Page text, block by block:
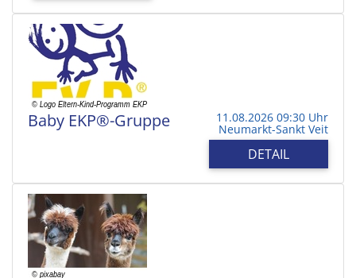
Baby EKP®-Gruppe 11.08.2026 09:30 Uhr
Neumarkt-Sankt Veit
DETAIL